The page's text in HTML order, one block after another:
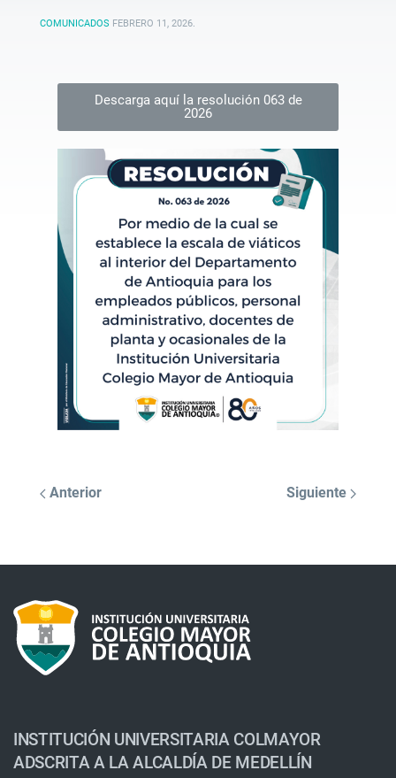
COMUNICADOS FEBRERO 11, 2026.
Descarga aquí la resolución 063 de
2026
Anterior Siguiente
INSTITUCIÓN UNIVERSITARIA COLMAYOR
ADSCRITA A LA ALCALDÍA DE MEDELLÍN